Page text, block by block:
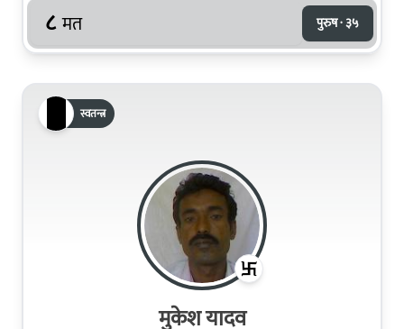
८ मत पुरुष · ३५
स्वतन्त्र
मुकेश यादव